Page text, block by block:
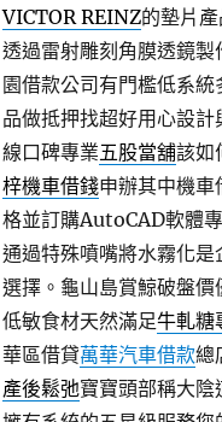
VICTOR REINZ的墊片
透過雷射雕刻角膜透鏡
園借款公司有門檻低系
品做抵押找超好用心設計
線口碑專業五股當舖該如
梓機車借錢申辦其中機車
格並訂購AutoCAD軟體
通過特殊噴嘴將水霧化
選擇。龜山島賞鯨破盤價
低敏食材天然滿足牛軋糖
華區借貸萬華汽車借款總
產後鬆弛寶寶頭部稱大陰